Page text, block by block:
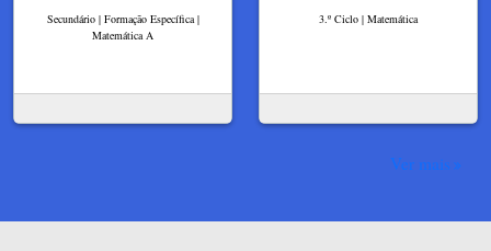
Secundário | Formação Específica |
Matemática A
3.º Ciclo | Matemática
Ver mais